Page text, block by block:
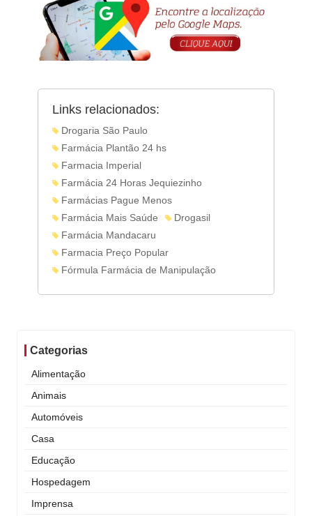
Links relacionados:
Drogaria São Paulo
Farmácia Plantão 24 hs
Farmacia Imperial
Farmácia 24 Horas Jequiezinho
Farmácias Pague Menos
Farmácia Mais Saúde
Drogasil
Farmácia Mandacaru
Farmacia Preço Popular
Fórmula Farmácia de Manipulação
Categorias
Alimentação
Animais
Automóveis
Casa
Educação
Hospedagem
Imprensa